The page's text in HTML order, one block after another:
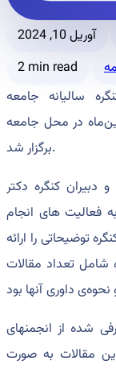
آوریل 10, 2024
2 min read
سالیانه جامعه
اکسیدا ۲۰۲۴ جمعه ۱۷ فرودین‌ماه در محل جامعه
برگزار شد.
کنگره دکتر
فعالیت های انجام
توضیحاتی را ارائه
شامل تعداد مقالات
معرفی شده از انجمنهای
مقالات به صورت